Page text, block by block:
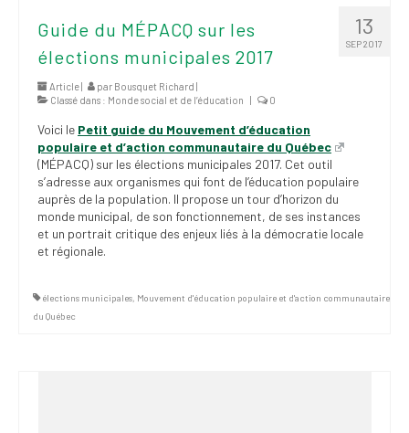
Vignettes
Nouvelles du
SPPEUQAM
Communiqués
SPPEUQAM@ctualités
et Bilans
13
SEP 2017
Guide du MÉPACQ sur les
élections municipales 2017
Article | par Bousquet Richard |
Classé dans : Monde social et de l’éducation | 0
Voici le Petit guide du Mouvement d’éducation
populaire et d’action communautaire du Québec
(MÉPACQ) sur les élections municipales 2017. Cet outil
s’adresse aux organismes qui font de l’éducation populaire
auprès de la population. Il propose un tour d’horizon du
monde municipal, de son fonctionnement, de ses instances
et un portrait critique des enjeux liés à la démocratie locale
et régionale.
élections municipales, Mouvement d'éducation populaire et d'action communautaire
du Québec